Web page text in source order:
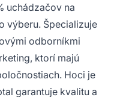
uchádzačov na
výberu. Špecializuje
odborníkmi
ktorí majú
Hoci je
garantuje kvalitu a